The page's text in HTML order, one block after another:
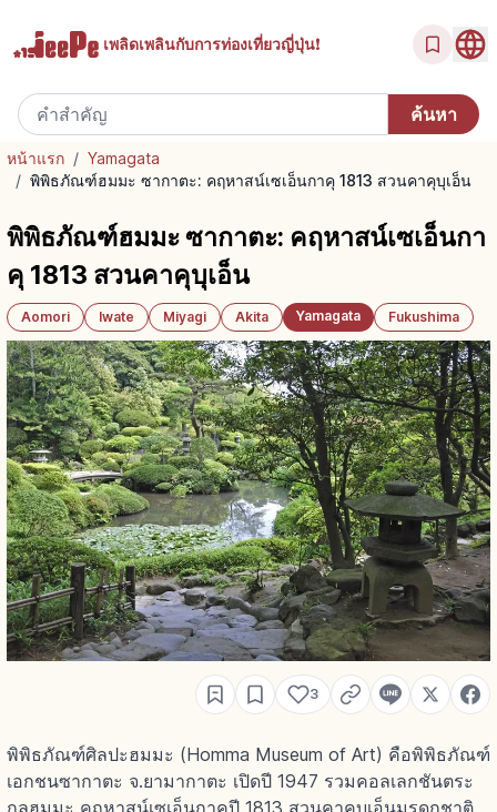
เพลิดเพลินกับการท่องเที่ยวญี่ปุ่น!
หน้าแรก / Yamagata
/ พิพิธภัณฑ์ฮมมะ ซากาตะ: คฤหาสน์เซเอ็นกาคุ 1813 สวนคาคุบุเอ็น
พิพิธภัณฑ์ฮมมะ ซากาตะ: คฤหาสน์เซเอ็นกา
คุ 1813 สวนคาคุบุเอ็น
Aomori Iwate Miyagi Akita Yamagata Fukushima
3
พิพิธภัณฑ์ศิลปะฮมมะ (Homma Museum of Art) คือพิพิธภัณฑ์
เอกชนซากาตะ จ.ยามากาตะ เปิดปี 1947 รวมคอลเลกชันตระ